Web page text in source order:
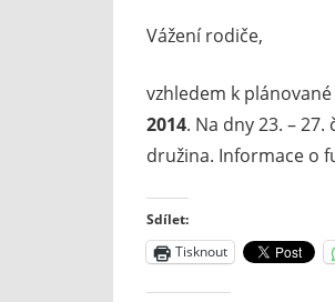
Vážení rodiče,
vzhledem k
2014. Na dny 23. –
družina. Informace o
Sdílet:
Tisknout